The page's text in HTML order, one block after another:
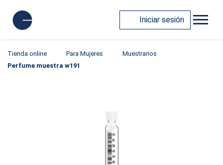
Iniciar sesión
Tienda online Para Mujeres
Muestrarios
Perfume muestra w191